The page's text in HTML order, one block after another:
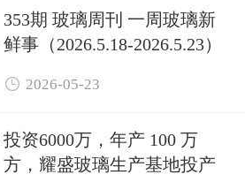
353期 玻璃周刊 一周玻璃新
鲜事（2026.5.18-2026.5.23）
 2026-05-23
投资6000万，年产 100 万
方，耀盛玻璃生产基地投产